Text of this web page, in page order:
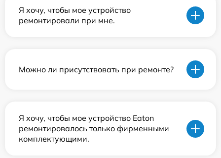
Я хочу, чтобы мое устройство
ремонтировали при мне.
Можно ли присутствовать при ремонте?
Я хочу, чтобы мое устройство Eaton
ремонтировалось только фирменными
комплектующими.